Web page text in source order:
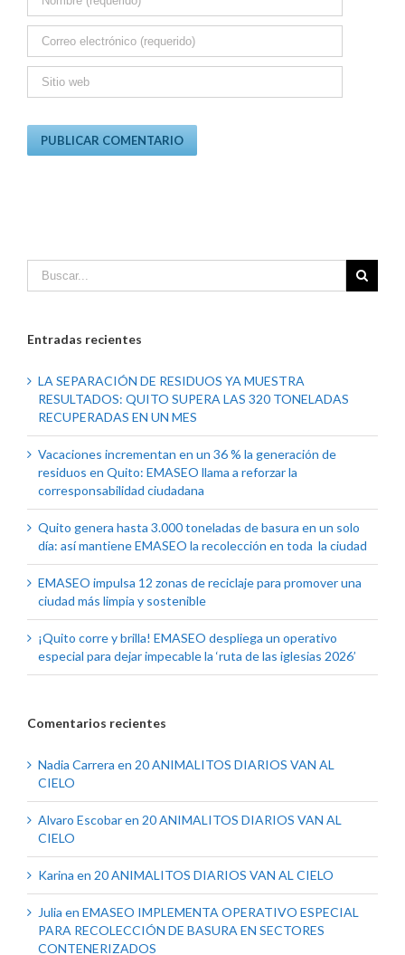
Entradas recientes
LA SEPARACIÓN DE RESIDUOS YA MUESTRA
RESULTADOS: QUITO SUPERA LAS 320 TONELADAS
RECUPERADAS EN UN MES
Vacaciones incrementan en un 36 % la generación de
residuos en Quito: EMASEO llama a reforzar la
corresponsabilidad ciudadana
Quito genera hasta 3.000 toneladas de basura en un solo
día: así mantiene EMASEO la recolección en toda la ciudad
EMASEO impulsa 12 zonas de reciclaje para promover una
ciudad más limpia y sostenible
¡Quito corre y brilla! EMASEO despliega un operativo
especial para dejar impecable la ‘ruta de las iglesias 2026’
Comentarios recientes
Nadia Carrera en 20 ANIMALITOS DIARIOS VAN AL
CIELO
Alvaro Escobaren 20 ANIMALITOS DIARIOS VAN AL
CIELO
Karina en 20 ANIMALITOS DIARIOS VAN AL CIELO
Julia en EMASEO IMPLEMENTA OPERATIVO ESPECIAL
PARA RECOLECCIÓN DE BASURA EN SECTORES
CONTENERIZADOS